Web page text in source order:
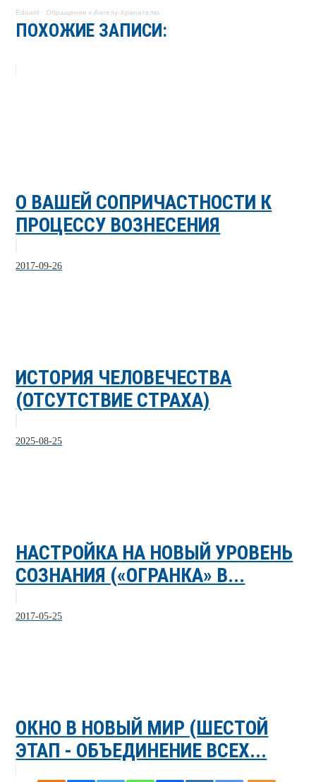
Eduard ·Обращение к Ангелу-Хранителю
ПОХОЖИЕ ЗАПИСИ:
О ВАШЕЙ СОПРИЧАСТНОСТИ К
ПРОЦЕССУ ВОЗНЕСЕНИЯ
2017-09-26
ИСТОРИЯ ЧЕЛОВЕЧЕСТВА
(ОТСУТСТВИЕ СТРАХА)
2025-08-25
НАСТРОЙКА НА НОВЫЙ УРОВЕНЬ
СОЗНАНИЯ («ОГРАНКА» В...
2017-05-25
ОКНО В НОВЫЙ МИР (ШЕСТОЙ
ЭТАП - ОБЪЕДИНЕНИЕ ВСЕХ...